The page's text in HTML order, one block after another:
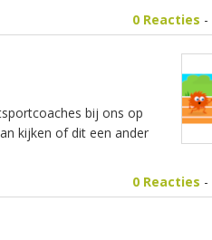
0 Reacties -
bij ons op
kijken of dit een ander
0 Reacties -